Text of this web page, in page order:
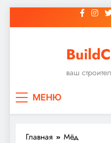
к
ваш
МЕНЮ
Главная Мёд